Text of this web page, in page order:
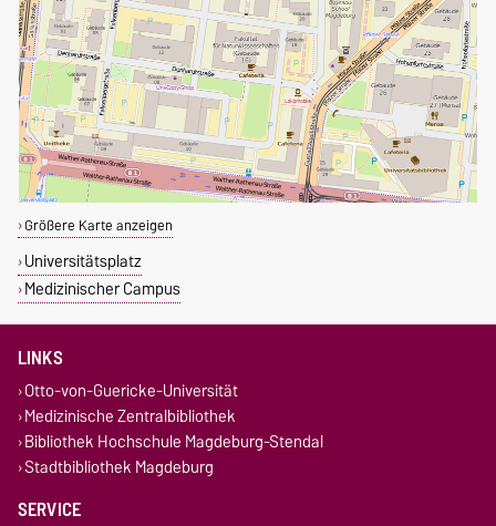
Größere Karte anzeigen
Universitätsplatz
Medizinischer Campus
LINKS
Otto-von-Guericke-Universität
Medizinische Zentralbibliothek
Bibliothek Hochschule Magdeburg-Stendal
Stadtbibliothek Magdeburg
SERVICE